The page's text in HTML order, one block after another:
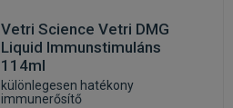
Vetri Science Vetri DMG
Liquid Immunstimuláns
114ml
különlegesen hatékony
immunerősítő